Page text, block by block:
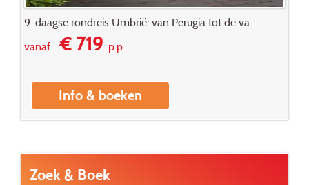
9-daagse rondreis Umbrië: van Perugia tot de va...
vanaf€ 719p.p.
Info & boeken
Zoek & Boek